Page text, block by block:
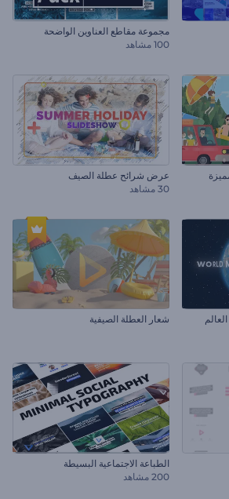
مجموعة مقاطع العناوين الواضحة
100 مشاهد
عرض شرائح عطلة الصيف
30 مشاهد
شعار العطلة الصيفية
الطباعة الاجتماعية البسيطة
200 مشاهد